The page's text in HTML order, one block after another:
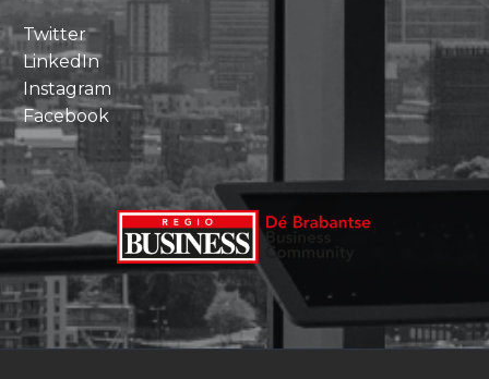
Twitter
LinkedIn
Instagram
Facebook